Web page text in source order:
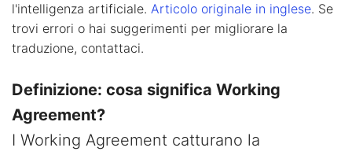
l'intelligenza artificiale. Articolo originale in inglese. Se
trovi errori o hai suggerimenti per migliorare la
traduzione, contattaci.
Definizione: cosa significa Working
Agreement?
I Working Agreement catturano la